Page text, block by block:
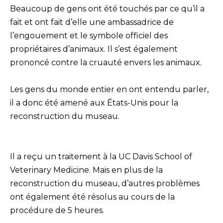
Beaucoup de gens ont été touchés par ce qu’il a
fait et ont fait d’elle une ambassadrice de
l’engouement et le symbole officiel des
propriétaires d’animaux. Il s’est également
prononcé contre la cruauté envers les animaux.
Les gens du monde entier en ont entendu parler,
il a donc été amené aux États-Unis pour la
reconstruction du museau.
Il a reçu un traitement à la UC Davis School of
Veterinary Medicine. Mais en plus de la
reconstruction du museau, d’autres problèmes
ont également été résolus au cours de la
procédure de 5 heures.